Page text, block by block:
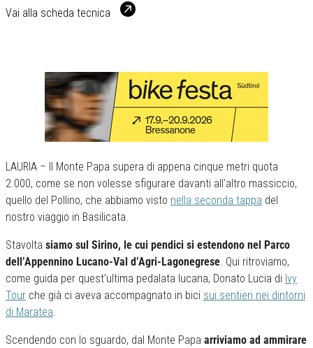
Vai alla scheda tecnica
LAURIA – Il Monte Papa supera di appena cinque metri quota
2.000, come se non volesse sfigurare davanti all’altro massiccio,
quello del Pollino, che abbiamo visto nella seconda tappa del
nostro viaggio in Basilicata.
Stavolta siamo sul Sirino, le cui pendici si estendono nel Parco
dell’Appennino Lucano-Val d’Agri-Lagonegrese. Qui ritroviamo,
come guida per quest’ultima pedalata lucana, Donato Lucia di Ivy
Tour che già ci aveva accompagnato in bici sui sentieri nei dintorni
di Maratea.
Scendendo con lo sguardo, dal Monte Papa arriviamo ad ammirare